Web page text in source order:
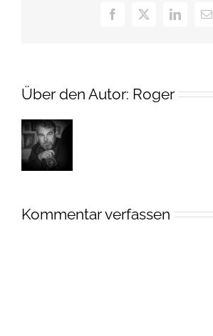
Facebook
X LinkedIn
E-
Über den Autor: Roger
Kommentar verfassen